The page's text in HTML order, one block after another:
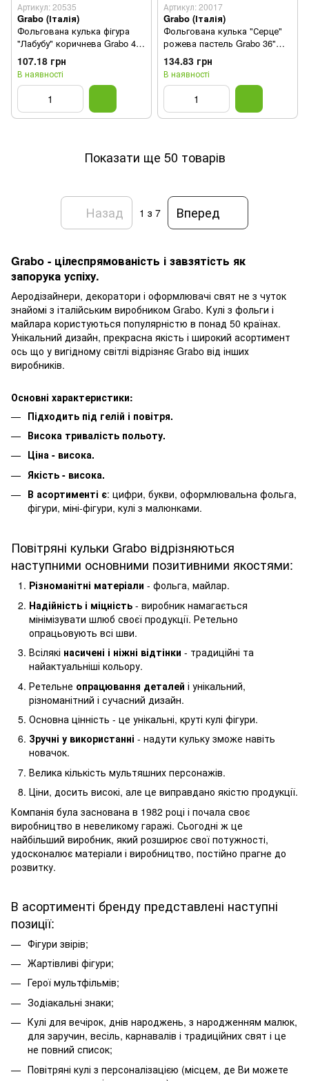
Артикул: 20535
Grabo (Італія)
Фольгована кулька фігура
"Лабубу" коричнева Grabo 45
см x 67 см (1шт.)
107.18 грн
В наявності
Артикул: 20017
Grabo (Італія)
Фольгована кулька "Серце"
рожева пастель Grabo 36"
(90см) 1шт.
134.83 грн
В наявності
Показати ще 50 товарів
Назад 1 з 7 Вперед
Grabo - цілеспрямованість і завзятість як
запорука успіху.
Аеродізайнери, декоратори і оформлювачі свят не з чуток
знайомі з італійським виробником Grabo. Кулі з фольги і
майлара користуються популярністю в понад 50 країнах.
Унікальний дизайн, прекрасна якість і широкий асортимент
ось що у вигідному світлі відрізняє Grabo від інших
виробників.
Основні характеристики:
Підходить під гелій і повітря.
Висока тривалість польоту.
Ціна - висока.
Якість - висока.
В асортименті є: цифри, букви, оформлювальна фольга,
фігури, міні-фігури, кулі з малюнками.
Повітряні кульки Grabo відрізняються
наступними основними позитивними якостями:
Різноманітні матеріали - фольга, майлар.
Надійність і міцність - виробник намагається
мінімізувати шлюб своєї продукції. Ретельно
опрацьовують всі шви.
Всілякі насичені і ніжні відтінки - традиційні та
найактуальніші кольору.
Ретельне опрацювання деталей і унікальний,
різноманітний і сучасний дизайн.
Основна цінність - це унікальні, круті кулі фігури.
Зручні у використанні - надути кульку зможе навіть
новачок.
Велика кількість мультяшних персонажів.
Ціни, досить високі, але це виправдано якістю продукції.
Компанія була заснована в 1982 році і почала своє
виробництво в невеликому гаражі. Сьогодні ж це
найбільший виробник, який розширює свої потужності,
удосконалює матеріали і виробництво, постійно прагне до
розвитку.
В асортименті бренду представлені наступні
позиції:
Фігури звірів;
Жартівливі фігури;
Герої мультфільмів;
Зодіакальні знаки;
Кулі для вечірок, днів народжень, з народженням малюк,
для заручин, весіль, карнавалів і традиційних свят і це
не повний список;
Повітряні кулі з персоналізацією (місцем, де Ви можете